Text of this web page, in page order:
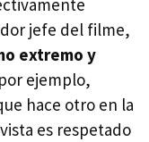
jefe del filme,
extremo y
ejemplo,
hace otro en la
es respetado